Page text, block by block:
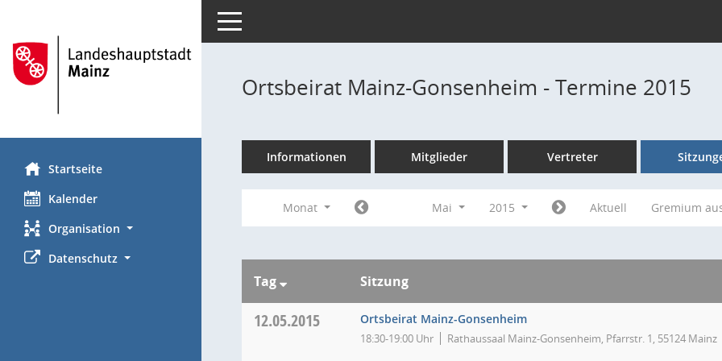
Startseite
Kalender
Organisation
Datenschutz
Toggle navigation
Ortsbeirat Mainz-Gonsenheim - Termine 2015
Informationen Mitglieder Vertreter
Monat Mai 2015 Aktuell Gremium
Tag Sitzung
12.05.2015 Ortsbeirat Mainz-Gonsenheim
18:30-19:00 Uhr Rathaussaal Mainz-Gonsenheim, Pfarrstr. 1, 55124 Mainz